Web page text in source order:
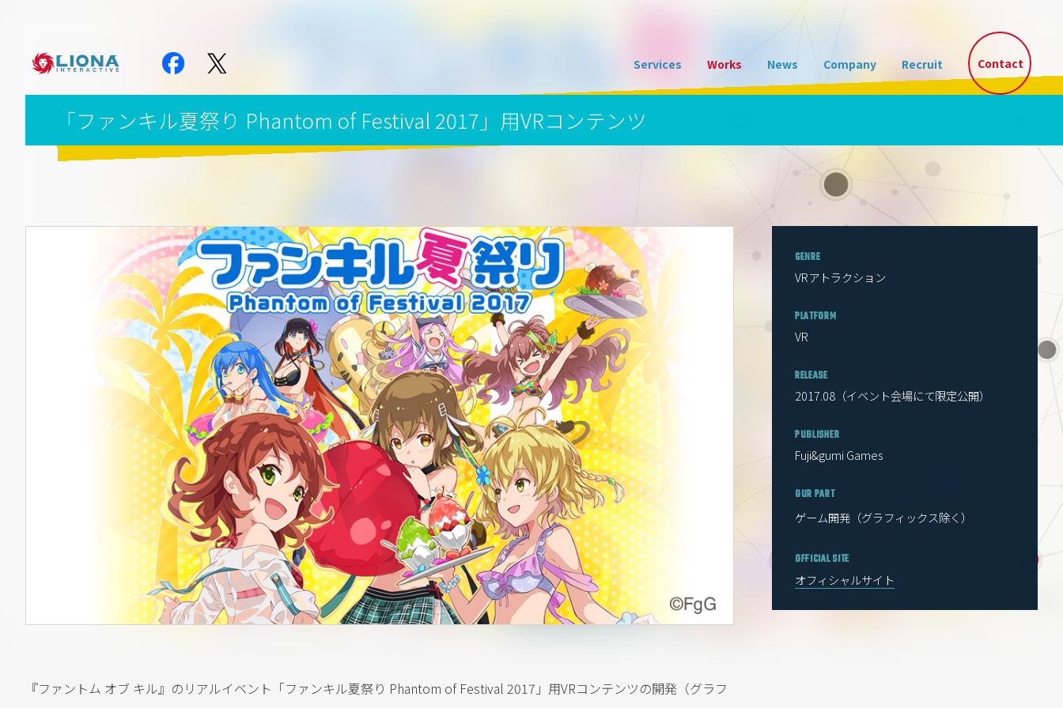
Services Works News Company Recruit Contact
「ファンキル夏祭り Phantom of Festival 2017」用VRコンテンツ
『ファントム オブ キル』のリアルイベント「ファンキル夏祭り Phantom of Festival 2017」用VRコンテンツの開発（グラフ
GENRE
VRアトラクション
PLATFORM
VR
RELEASE
2017.08（イベント会場にて限定公開）
PUBLISHER
Fuji&gumi Games
OUR PART
ゲーム開発（グラフィックス除く）
OFFICIAL SITE
オフィシャルサイト